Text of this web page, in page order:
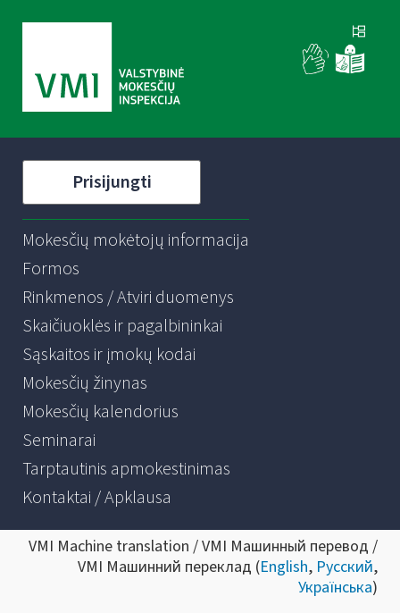
Prisijungti
Mokesčių mokėtojų informacija
Formos
Rinkmenos / Atviri duomenys
Skaičiuoklės ir pagalbininkai
Sąskaitos ir įmokų kodai
Mokesčių žinynas
Mokesčių kalendorius
Seminarai
Tarptautinis apmokestinimas
Kontaktai / Apklausa
VMI Machine translation / VMI Машинный перевод /
VMI Машинний переклад (English, Русский,
Українська)